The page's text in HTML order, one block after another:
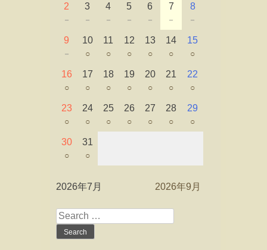
2
－
3
－
4
－
5
－
6
－
7
－
8
－
9
－
10
○
11
○
12
○
13
○
14
○
15
○
16
○
17
○
18
○
19
○
20
○
21
○
22
○
23
○
24
○
25
○
26
○
27
○
28
○
29
○
30
○
31
○
2026年7月 2026年9月
Search
for: